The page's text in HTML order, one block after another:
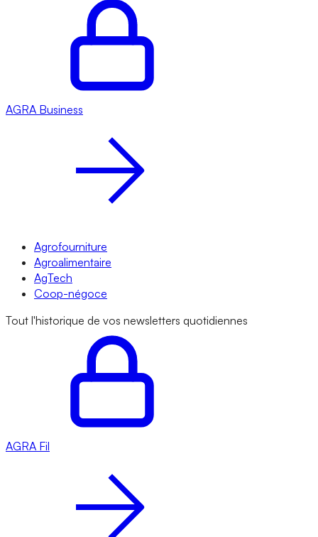
AGRA Business
Agrofourniture
Agroalimentaire
AgTech
Coop-négoce
Tout l'historique de vos newsletters quotidiennes
AGRA Fil